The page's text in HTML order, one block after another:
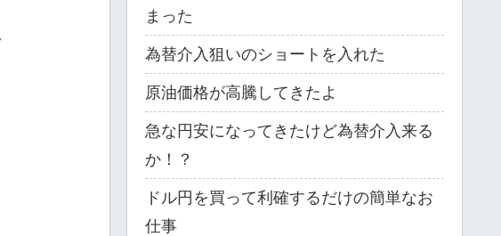
まった
為替介入狙いのショートを入れた
原油価格が高騰してきたよ
急な円安になってきたけど為替介入来る
か！？
ドル円を買って利確するだけの簡単なお
仕事